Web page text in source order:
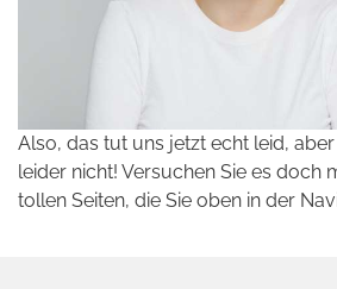
Also, das tut uns jetzt echt leid,
leider nicht! Versuchen Sie es doch
tollen Seiten, die Sie oben in der